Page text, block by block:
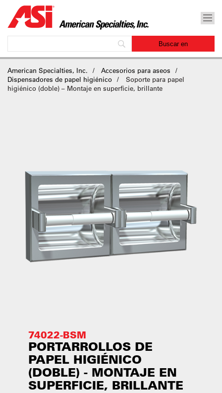
American Specialties, Inc.
Accesorios para aseos
Dispensadores de papel higiénico
Soporte para papel
higiénico (doble) – Montaje en superficie, brillante
74022-BSM
PORTARROLLOS DE
PAPEL HIGIÉNICO
(DOBLE) - MONTAJE EN
SUPERFICIE, BRILLANTE